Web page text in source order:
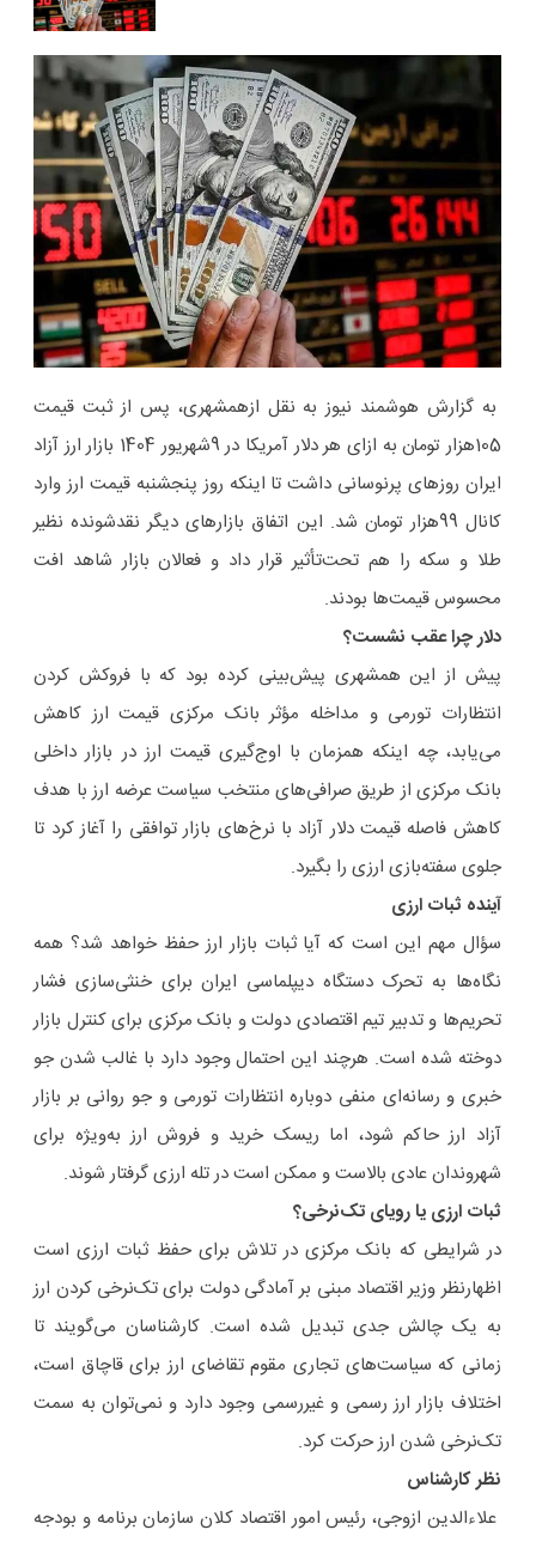
به گزارش هوشمند نیوز به نقل ازهمشهری، پس از ثبت قیمت
105هزار تومان به ازای هر دلار آمریکا در 9شهریور 1404 بازار ارز آزاد
ایران روزهای پرنوسانی داشت تا اینکه روز پنجشنبه قیمت ارز وارد
کانال 99هزار تومان شد. این اتفاق بازارهای دیگر نقدشونده نظیر
طلا و سکه را هم تحت‌تأثیر قرار داد و فعالان بازار شاهد افت
محسوس قیمت‌ها بودند.
دلار چرا عقب نشست؟
پیش از این همشهری پیش‌بینی کرده بود که با فروکش کردن
انتظارات تورمی و مداخله مؤثر بانک مرکزی قیمت ارز کاهش
می‌یابد، چه اینکه همزمان با اوج‌گیری قیمت ارز در بازار داخلی
بانک مرکزی از طریق صرافی‌های منتخب سیاست عرضه ارز با هدف
کاهش فاصله قیمت دلار آزاد با نرخ‌های بازار توافقی را آغاز کرد تا
جلوی سفته‌بازی ارزی را بگیرد.
آینده ثبات ارزی
سؤال مهم این است که آیا ثبات بازار ارز حفظ خواهد شد؟ همه
نگاه‌ها به تحرک دستگاه دیپلماسی ایران برای خنثی‌سازی فشار
تحریم‌ها و تدبیر تیم اقتصادی دولت و بانک مرکزی برای کنترل بازار
دوخته شده است. هرچند این احتمال وجود دارد با غالب شدن جو
خبری و رسانه‌ای منفی دوباره انتظارات تورمی و جو روانی بر بازار
آزاد ارز حاکم شود، اما ریسک خرید و فروش ارز به‌ویژه برای
شهروندان عادی بالاست و ممکن است در تله ارزی گرفتار شوند.
ثبات ارزی یا رویای تک‌نرخی؟
در شرایطی که بانک مرکزی در تلاش برای حفظ ثبات ارزی است
اظهارنظر وزیر اقتصاد مبنی بر آمادگی دولت برای تک‌نرخی کردن ارز
به یک چالش جدی تبدیل شده است. کارشناسان می‌گویند تا
زمانی که سیاست‌های تجاری مقوم تقاضای ارز برای قاچاق است،
اختلاف بازار ارز رسمی و غیررسمی وجود دارد و نمی‌توان به سمت
تک‌نرخی شدن ارز حرکت کرد.
نظر کارشناس
علاءالدین ازوجی، رئیس امور اقتصاد کلان سازمان برنامه و بودجه